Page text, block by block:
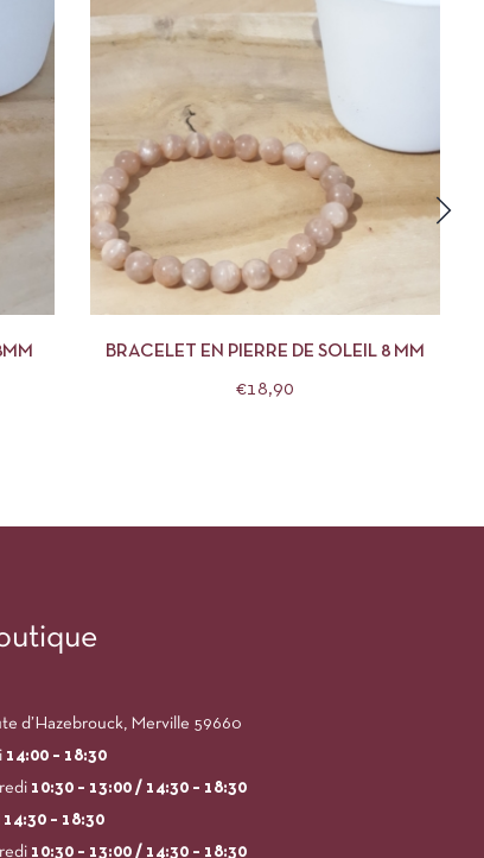
APERÇU
BRACELET EN PIERRE DE SOLEIL 8 MM
€18,90
d’Hazebrouck, Merville 59660
14:00– 18:30
10:30 – 13:00 / 14:30 – 18:30
14:30 – 18:30
10:30 – 13:00 / 14:30 – 18:30